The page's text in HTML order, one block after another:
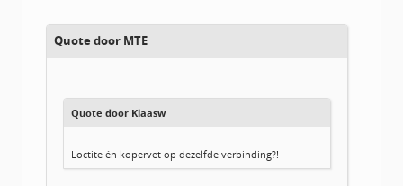
Quote door MTE
Quote door Klaasw
Loctite én kopervet op dezelfde verbinding?!